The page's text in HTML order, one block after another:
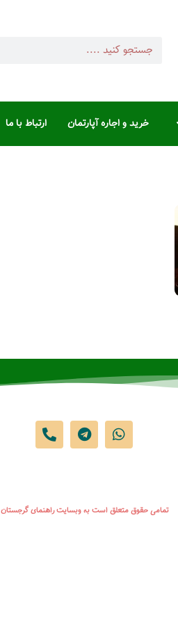
خرید و اجاره آپارتمان ارتباط با ما
تمامی حقوق متعلق است به وبسایت راهنمای گرجستان